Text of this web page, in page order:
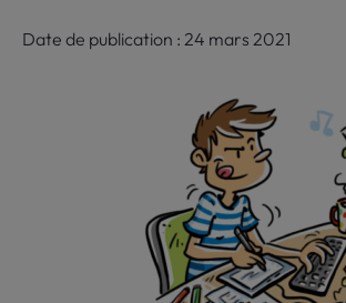
Date de publication : 24 mars 2021